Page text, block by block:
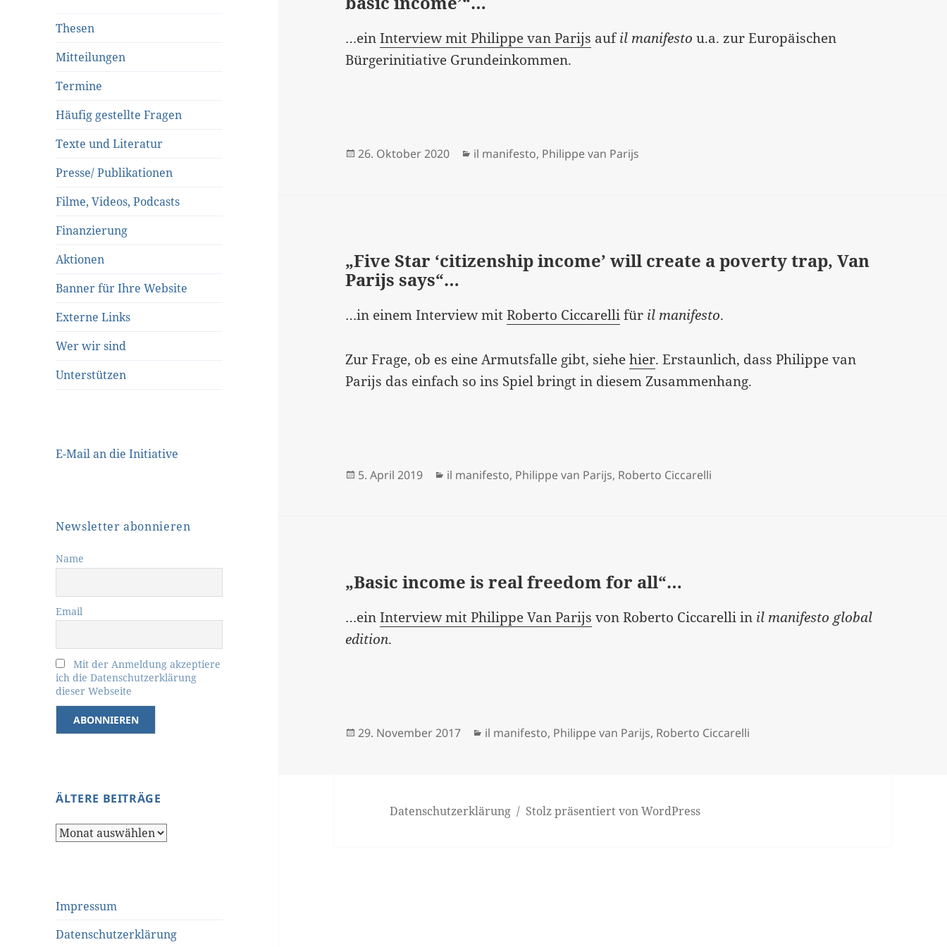
Thesen
Mitteilungen
Termine
Häufig gestellte Fragen
Texte und Literatur
Presse/ Publikationen
Filme, Videos, Podcasts
Finanzierung
Aktionen
Banner für Ihre Website
Externe Links
Wer wir sind
Unterstützen
E-Mail an die Initiative
Newsletter abonnieren
Name
Email
Mit der Anmeldung akzeptiere
ich die Datenschutzerklärung
dieser Webseite
ÄLTERE BEITRÄGE
Ältere
Impressum
Datenschutzerklärung
…einInterview mit Philippe van Parijs aufil manifesto u.a. zur Europäischen
Bürgerinitiative Grundeinkommen.
Veröffentlicht
26. Oktober 2020 Kategorien
il manifesto, Philippe van Parijs
„Five Star ‘citizenship income’ will create a poverty trap, Van
Parijs says“…
…in einem Interview mitRoberto Ciccarellifür il manifesto.
Zur Frage, ob es eine Armutsfalle gibt, siehehier. Erstaunlich, dass Philippe van
Parijs das einfach so ins Spiel bringt in diesem Zusammenhang.
Veröffentlicht
5. April 2019 Kategorien
il manifesto, Philippe van Parijs, Roberto Ciccarelli
„Basic income is real freedom for all“…
…einInterview mit Philippe Van Parijs von Roberto Ciccarelli in il manifesto global
edition.
Veröffentlicht
29. November 2017 Kategorien
il manifesto, Philippe van Parijs, Roberto Ciccarelli
Datenschutzerklärung Stolz präsentiert von WordPress